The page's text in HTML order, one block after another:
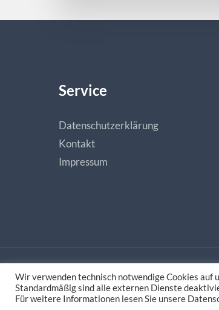
Service
Datenschutzerklärung
Kontakt
Impressum
Made with love bynatias.de -
Wir verwenden technisch notwendige Cookies
Standardmäßig sind alle externen Dienste
Für weitere Informationen lesen Sie unsere